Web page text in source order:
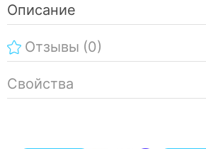
Описание
Отзывы (0)
Свойства